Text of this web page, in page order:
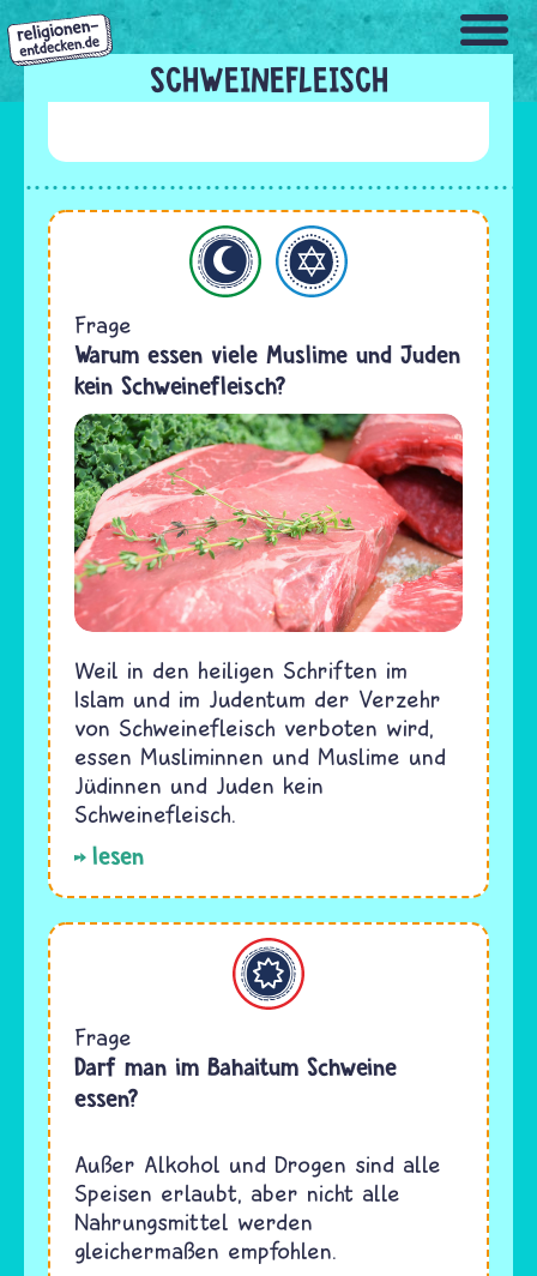
Direkt
zum
Inhalt
SCHWEINEFLEISCH
Islam
Frage
Warum essen viele Muslime und Juden
kein Schweinefleisch?
Weil in den heiligen Schriften im
Islam und im Judentum der Verzehr
von Schweinefleisch verboten wird,
essen Musliminnen und Muslime und
Jüdinnen und Juden kein
Schweinefleisch.
lesen
Bahaitum
Frage
Darf man im Bahaitum Schweine
essen?
Außer Alkohol und Drogen sind alle
Speisen erlaubt, aber nicht alle
Nahrungsmittel werden
gleichermaßen empfohlen.